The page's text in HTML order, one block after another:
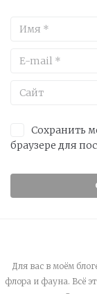
Сохранить
браузере для
Для вас в моём
флора и фауна. Всё